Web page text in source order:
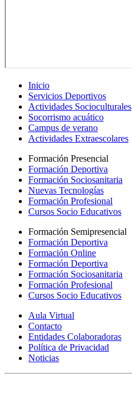
Inicio
Servicios Deportivos
Actividades Socioculturales
Socorrismo acuático
Campus de verano
Actividades Extraescolares
Formación Presencial
Formación Deportiva
Formación Sociosanitaria
Nuevas Tecnologías
Formación Profesional
Cursos Socio Educativos
Formación Semipresencial
Formación Deportiva
Formación Online
Formación Deportiva
Formación Sociosanitaria
Formación Profesional
Cursos Socio Educativos
Aula Virtual
Contacto
Entidades Colaboradoras
Política de Privacidad
Noticias